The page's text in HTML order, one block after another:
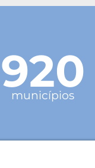
920
municípios